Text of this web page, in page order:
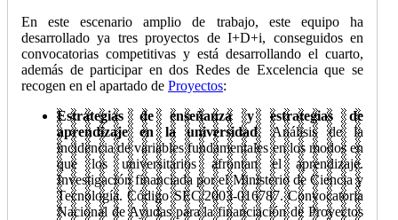
En este escenario amplio de trabajo, este equipo ha
desarrollado ya tres proyectos de I+D+i, conseguidos en
convocatorias competitivas y está desarrollando el cuarto,
además de participar en dos Redes de Excelencia que se
recogen en el apartado de Proyectos:
Estrategias de enseñanza y estrategias de
aprendizaje en la universidad. Análisis de la
incidencia de variables fundamentales en los modos en
que los universitarios afrontan el aprendizaje.
Investigación financiada por el Ministerio de Ciencia y
Tecnología. Código SEC/2003-016787. Convocatoria
Nacional de Ayudas para la financiación de Proyectos